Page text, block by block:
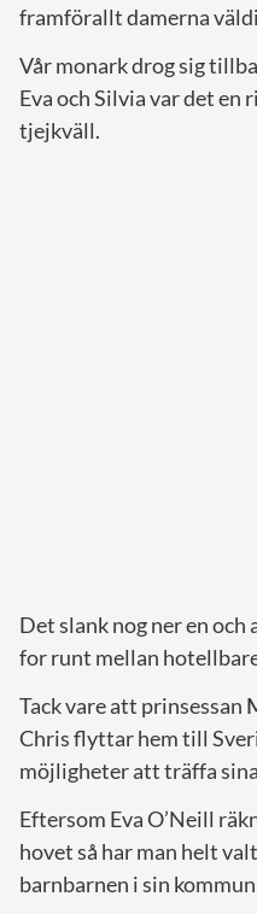
framförallt damerna
Vår monark drog sig
Eva och Silvia var det en
tjejkväll.
Det slank nog ner en
for runt mellan
Tack vare att prinsessan
Chris flyttar hem till
möjligheter att träffa
Eftersom Eva O’Neill
hovet så har man helt
barnbarnen i sin